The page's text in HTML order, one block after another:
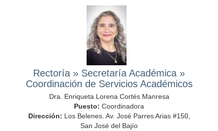
Rectoría » Secretaría Académica »
Coordinación de Servicios Académicos
Dra. Enriqueta Lorena Cortés Manresa
Puesto: Coordinadora
Dirección: Los Belenes. Av. José Parres Arias #150,
San José del Bajío